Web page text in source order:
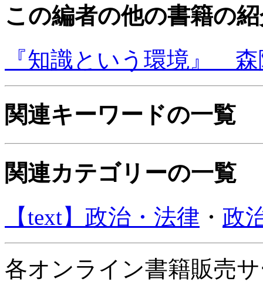
この編者の他の書籍の
『知識という環境』
関連キーワードの一覧
関連カテゴリーの一覧
【text】政治・法律 ・ 政
各オンライン書籍販売